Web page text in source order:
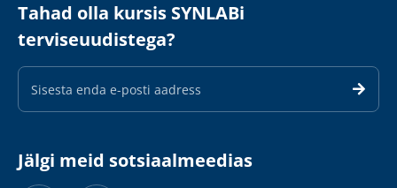
Tahad olla kursis SYNLABi
terviseuudistega?
E-
maili
aadress
Jälgi meid sotsiaalmeedias